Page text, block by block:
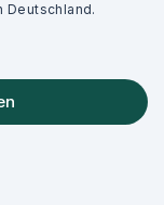
Deutschland.